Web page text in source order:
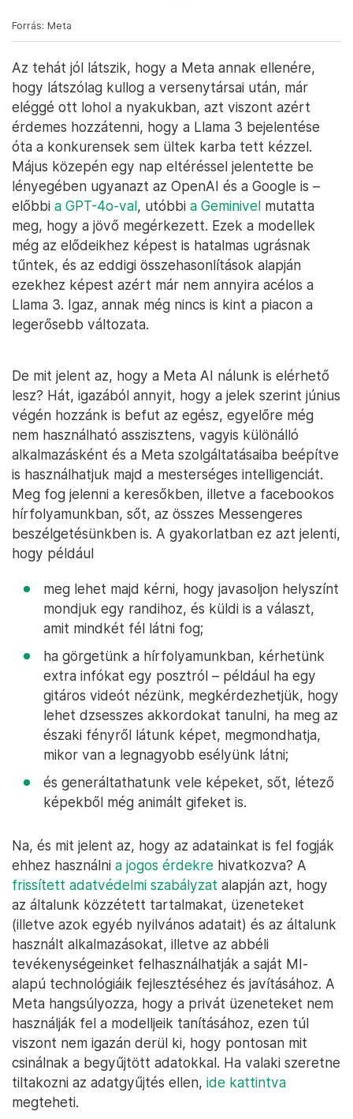
Forrás: Meta
Az tehát jól látszik, hogy a Meta annak ellenére,
hogy látszólag kullog a versenytársai után, már
eléggé ott lohol a nyakukban, azt viszont azért
érdemes hozzátenni, hogy a Llama 3 bejelentése
óta a konkurensek sem ültek karba tett kézzel.
Május közepén egy nap eltéréssel jelentette be
lényegében ugyanazt az OpenAI és a Google is –
előbbi a GPT-4o-val, utóbbi a Geminivel mutatta
meg, hogy a jövő megérkezett. Ezek a modellek
még az elődeikhez képest is hatalmas ugrásnak
tűntek, és az eddigi összehasonlítások alapján
ezekhez képest azért már nem annyira acélos a
Llama 3. Igaz, annak még nincs is kint a piacon a
legerősebb változata.
De mit jelent az, hogy a Meta AI nálunk is elérhető
lesz? Hát, igazából annyit, hogy a jelek szerint június
végén hozzánk is befut az egész, egyelőre még
nem használható asszisztens, vagyis különálló
alkalmazásként és a Meta szolgáltatásaiba beépítve
is használhatjuk majd a mesterséges intelligenciát.
Meg fog jelenni a keresőkben, illetve a facebookos
hírfolyamunkban, sőt, az összes Messengeres
beszélgetésünkben is. A gyakorlatban ez azt jelenti,
hogy például
meg lehet majd kérni, hogy javasoljon helyszínt
mondjuk egy randihoz, és küldi is a választ,
amit mindkét fél látni fog;
ha görgetünk a hírfolyamunkban, kérhetünk
extra infókat egy posztról – például ha egy
gitáros videót nézünk, megkérdezhetjük, hogy
lehet dzsesszes akkordokat tanulni, ha meg az
északi fényről látunk képet, megmondhatja,
mikor van a legnagyobb esélyünk látni;
és generáltathatunk vele képeket, sőt, létező
képekből még animált gifeket is.
Na, és mit jelent az, hogy az adatainkat is fel fogják
ehhez használni a jogos érdekre hivatkozva? A
frissített adatvédelmi szabályzat alapján azt, hogy
az általunk közzétett tartalmakat, üzeneteket
(illetve azok egyéb nyilvános adatait) és az általunk
használt alkalmazásokat, illetve az abbéli
tevékenységeinket felhasználhatják a saját MI-
alapú technológiáik fejlesztéséhez és javításához. A
Meta hangsúlyozza, hogy a privát üzeneteket nem
használják fel a modelljeik tanításához, ezen túl
viszont nem igazán derül ki, hogy pontosan mit
csinálnak a begyűjtött adatokkal. Ha valaki szeretne
tiltakozni az adatgyűjtés ellen, ide kattintva
megteheti.